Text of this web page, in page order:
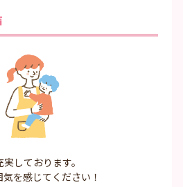
しております。
を感じてください！